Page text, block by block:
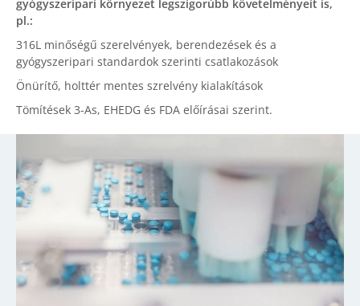
gyógyszeripari környezet legszigorúbb követelményeit is,
pl.:
316L minőségű szerelvények, berendezések és a
gyógyszeripari standardok szerinti csatlakozások
Önürítő, holttér mentes szrelvény kialakítások
Tömítések 3-As, EHEDG és FDA előírásai szerint.